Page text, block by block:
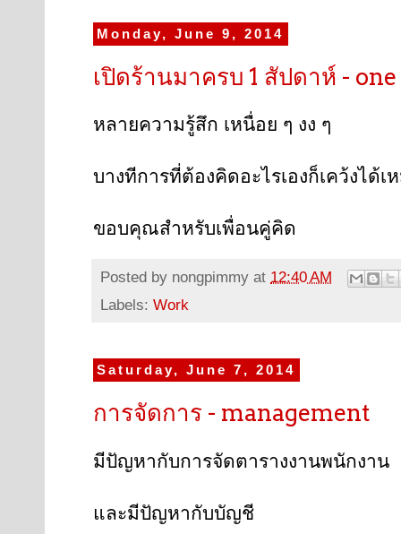
Monday, June 9, 2014
เปิดร้านมาครบ 1 สัปดาห์ -
หลายความรู้สึก เหนื่อย ๆ งง ๆ
บางทีการที่ต้องคิดอะไรเองก็เคว้งได้
ขอบคุณสำหรับเพื่อนคู่คิด
Posted by nongpimmy at 12:40 AM
Labels: Work
Saturday, June 7, 2014
การจัดการ - management
มีปัญหากับการจัดตารางงานพนักงาน
และมีปัญหากับบัญชี